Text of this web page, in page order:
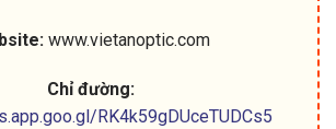
www.vietanoptic.com
Chỉ đường:
RK4k59gDUceTUDCs5